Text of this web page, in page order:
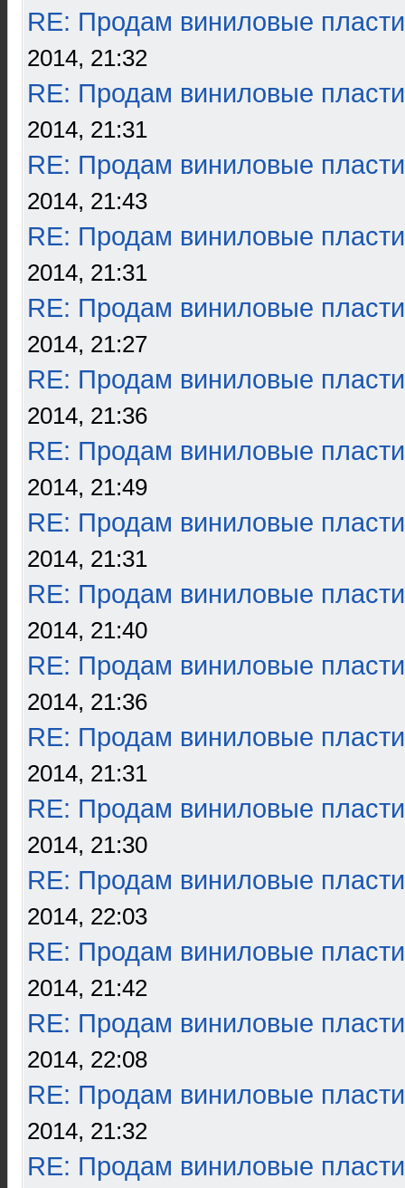
RE: Продам виниловые
2014, 21:32
RE: Продам виниловые
2014, 21:31
RE: Продам виниловые
2014, 21:43
RE: Продам виниловые
2014, 21:31
RE: Продам виниловые
2014, 21:27
RE: Продам виниловые
2014, 21:36
RE: Продам виниловые
2014, 21:49
RE: Продам виниловые
2014, 21:31
RE: Продам виниловые
2014, 21:40
RE: Продам виниловые
2014, 21:36
RE: Продам виниловые
2014, 21:31
RE: Продам виниловые
2014, 21:30
RE: Продам виниловые
2014, 22:03
RE: Продам виниловые
2014, 21:42
RE: Продам виниловые
2014, 22:08
RE: Продам виниловые
2014, 21:32
RE: Продам виниловые